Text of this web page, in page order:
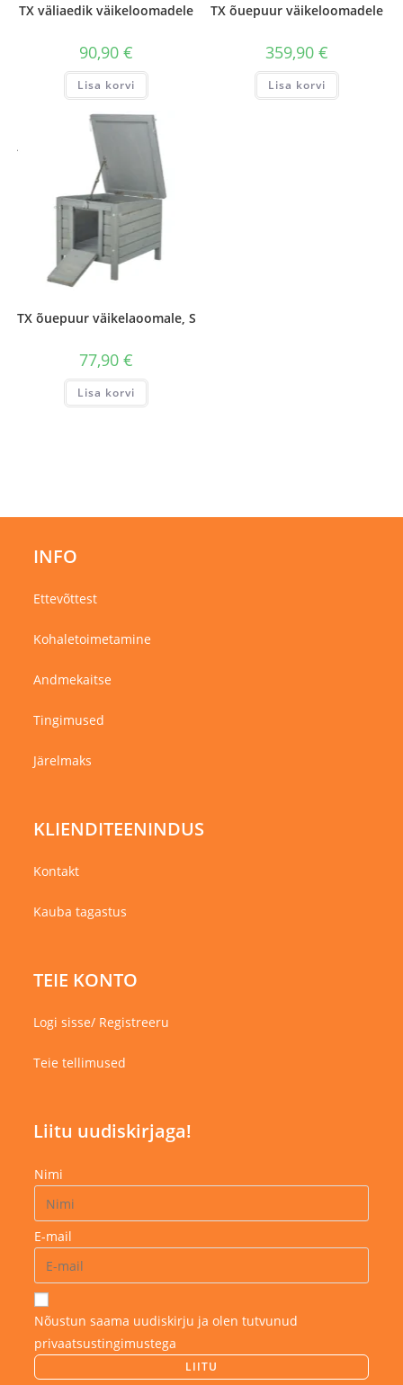
TX väliaedik väikeloomadele
90,90€
Lisa korvi
TX õuepuur väikeloomadele
359,90 €
Lisa korvi
TX õuepuur väikelaoomale, S
77,90€
Lisa korvi
INFO
Ettevõttest
Kohaletoimetamine
Andmekaitse
Tingimused
Järelmaks
KLIENDITEENINDUS
Kontakt
Kauba tagastus
TEIE KONTO
Logi sisse/ Registreeru
Teie tellimused
Liitu uudiskirjaga!
Nimi
E-mail
Nõustun saama uudiskirju ja olen tutvunud
privaatsustingimustega